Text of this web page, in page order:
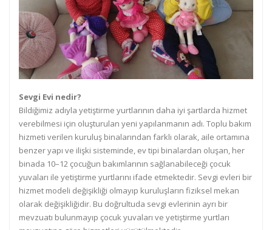
Sevgi Evi nedir?
Bildiğimiz adıyla yetiştirme yurtlarının daha iyi şartlarda hizmet
verebilmesi için oluşturulan yeni yapılanmanın adı. Toplu bakım
hizmeti verilen kuruluş binalarından farklı olarak, aile ortamına
benzer yapı ve ilişki sisteminde, ev tipi binalardan oluşan, her
binada 10–12 çocuğun bakımlarının sağlanabileceği çocuk
yuvaları ile yetiştirme yurtlarını ifade etmektedir. Sevgi evleri bir
hizmet modeli değişikliği olmayıp kuruluşların fiziksel mekan
olarak değişikliğidir. Bu doğrultuda sevgi evlerinin ayrı bir
mevzuatı bulunmayıp çocuk yuvaları ve yetiştirme yurtları